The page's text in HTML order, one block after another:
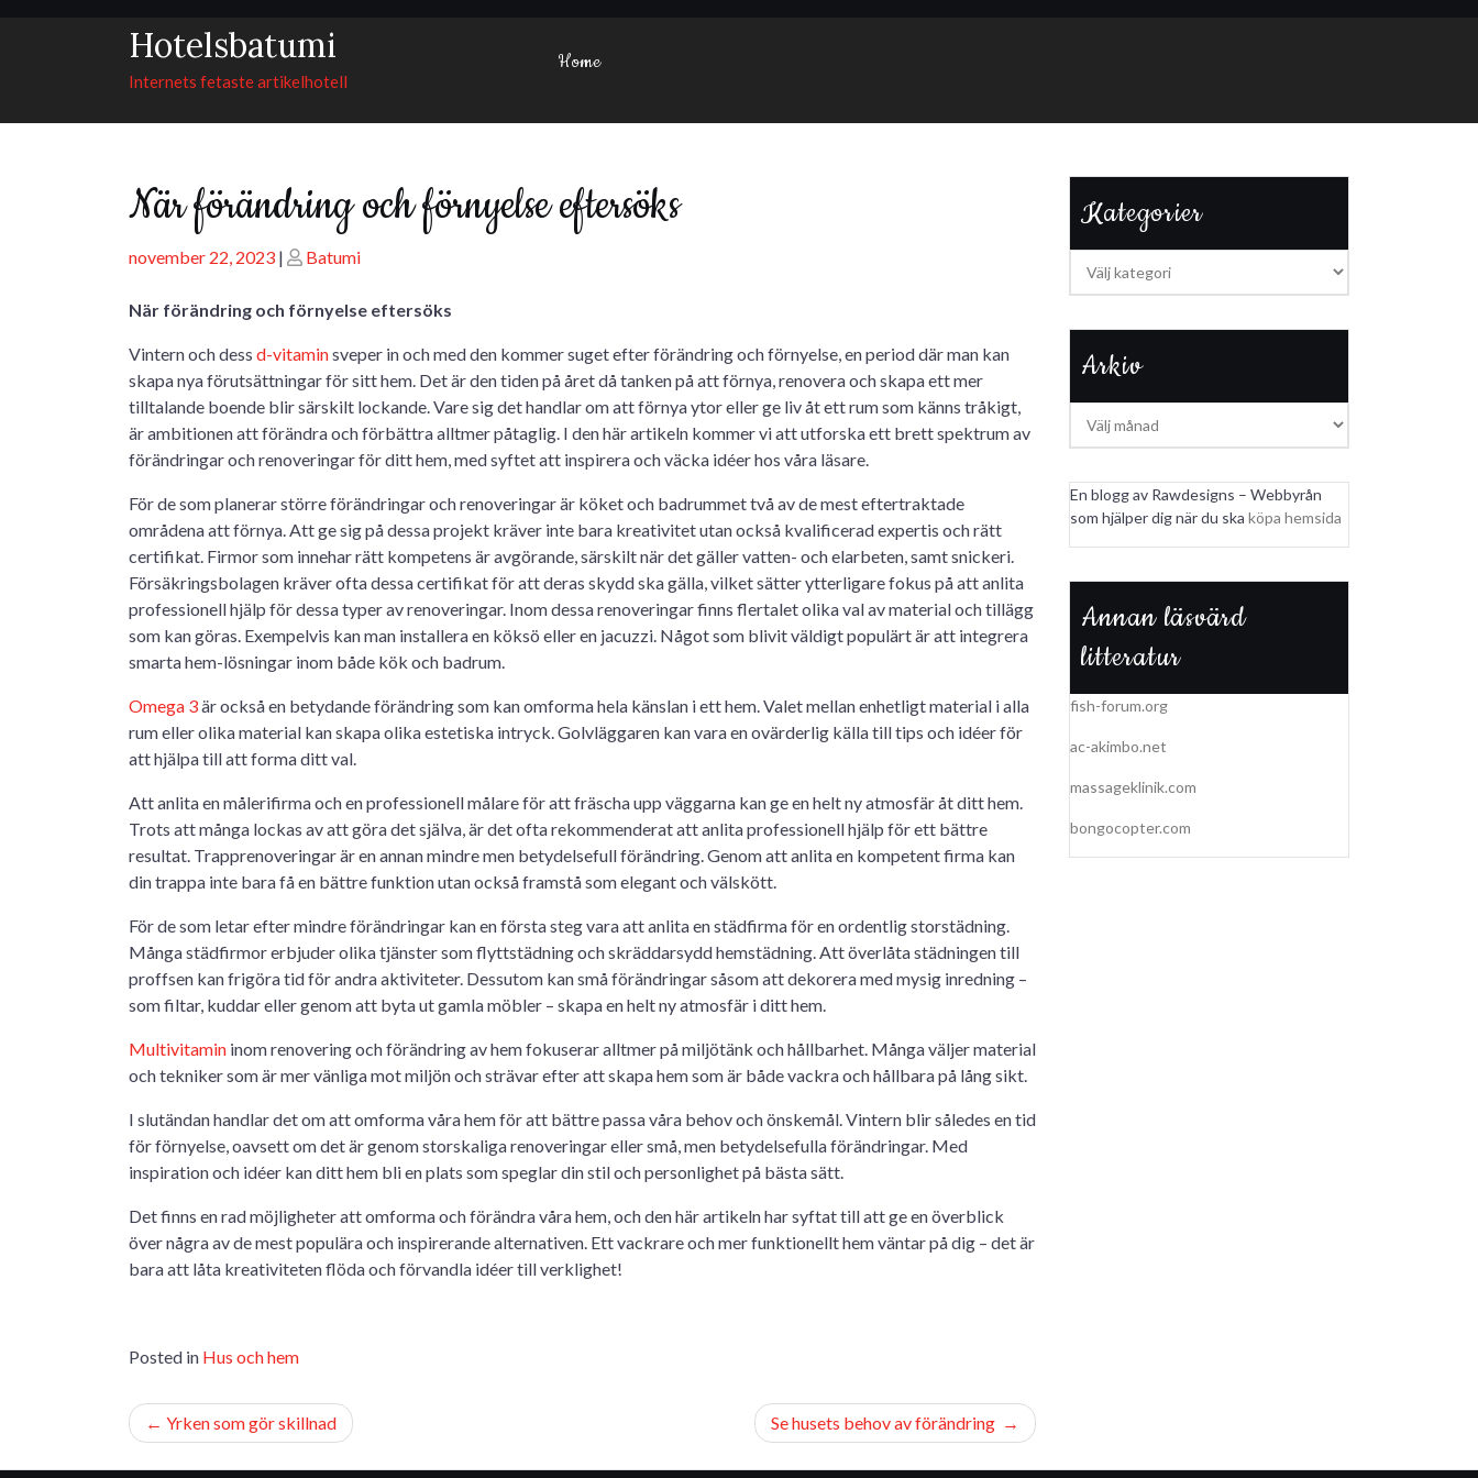
Hotelsbatumi
Internets fetaste artikelhotell
Home
När förändring och förnyelse eftersöks
Posted
november 22, 2023 | Posted
Batumi
När förändring och förnyelse eftersöks
Vintern och dess d-vitaminsveper in och med den kommer suget efter förändring och förnyelse, en period där man kan
skapa nya förutsättningar för sitt hem. Det är den tiden på året då tanken på att förnya, renovera och skapa ett mer
tilltalande boende blir särskilt lockande. Vare sig det handlar om att förnya ytor eller ge liv åt ett rum som känns tråkigt,
är ambitionen att förändra och förbättra alltmer påtaglig. I den här artikeln kommer vi att utforska ett brett spektrum av
förändringar och renoveringar för ditt hem, med syftet att inspirera och väcka idéer hos våra läsare.
För de som planerar större förändringar och renoveringar är köket och badrummet två av de mest eftertraktade
områdena att förnya. Att ge sig på dessa projekt kräver inte bara kreativitet utan också kvalificerad expertis och rätt
certifikat. Firmor som innehar rätt kompetens är avgörande, särskilt när det gäller vatten- och elarbeten, samt snickeri.
Försäkringsbolagen kräver ofta dessa certifikat för att deras skydd ska gälla, vilket sätter ytterligare fokus på att anlita
professionell hjälp för dessa typer av renoveringar. Inom dessa renoveringar finns flertalet olika val av material och tillägg
som kan göras. Exempelvis kan man installera en köksö eller en jacuzzi. Något som blivit väldigt populärt är att integrera
smarta hem-lösningar inom både kök och badrum.
Omega 3är också en betydande förändring som kan omforma hela känslan i ett hem. Valet mellan enhetligt material i alla
rum eller olika material kan skapa olika estetiska intryck. Golvläggaren kan vara en ovärderlig källa till tips och idéer för
att hjälpa till att forma ditt val.
Att anlita en målerifirma och en professionell målare för att fräscha upp väggarna kan ge en helt ny atmosfär åt ditt hem.
Trots att många lockas av att göra det själva, är det ofta rekommenderat att anlita professionell hjälp för ett bättre
resultat. Trapprenoveringar är en annan mindre men betydelsefull förändring. Genom att anlita en kompetent firma kan
din trappa inte bara få en bättre funktion utan också framstå som elegant och välskött.
För de som letar efter mindre förändringar kan en första steg vara att anlita en städfirma för en ordentlig storstädning.
Många städfirmor erbjuder olika tjänster som flyttstädning och skräddarsydd hemstädning. Att överlåta städningen till
proffsen kan frigöra tid för andra aktiviteter. Dessutom kan små förändringar såsom att dekorera med mysig inredning –
som filtar, kuddar eller genom att byta ut gamla möbler – skapa en helt ny atmosfär i ditt hem.
Multivitamin inom renovering och förändring av hem fokuserar alltmer på miljötänk och hållbarhet. Många väljer material
och tekniker som är mer vänliga mot miljön och strävar efter att skapa hem som är både vackra och hållbara på lång sikt.
I slutändan handlar det om att omforma våra hem för att bättre passa våra behov och önskemål. Vintern blir således en tid
för förnyelse, oavsett om det är genom storskaliga renoveringar eller små, men betydelsefulla förändringar. Med
inspiration och idéer kan ditt hem bli en plats som speglar din stil och personlighet på bästa sätt.
Det finns en rad möjligheter att omforma och förändra våra hem, och den här artikeln har syftat till att ge en överblick
över några av de mest populära och inspirerande alternativen. Ett vackrare och mer funktionellt hem väntar på dig – det är
bara att låta kreativiteten flöda och förvandla idéer till verklighet!
Posted in Hus och hem
Inläggsnavigering
Yrken som gör skillnad Se husets behov av förändring
Kategorier
Arkiv
En blogg av Rawdesigns – Webbyrån
som hjälper dig när du ska köpa hemsida
Annan läsvärd
litteratur
fish-forum.org
ac-akimbo.net
massageklinik.com
bongocopter.com